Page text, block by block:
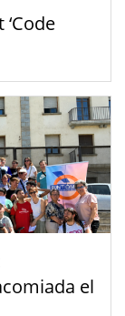
el